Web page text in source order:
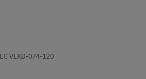
VLXD-074-120